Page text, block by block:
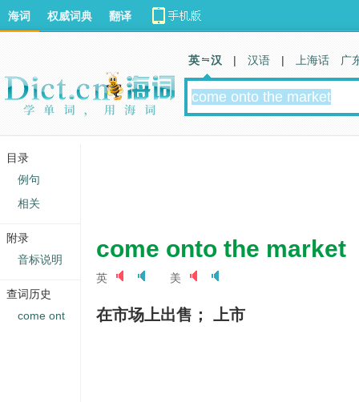
come onto the market
英 美
在市场上出售； 上市
海词 权威词典 翻译
英 汉 | 汉语 | 上海话 广
目录
例句
相关
附录
音标说明
查词历史
come ont